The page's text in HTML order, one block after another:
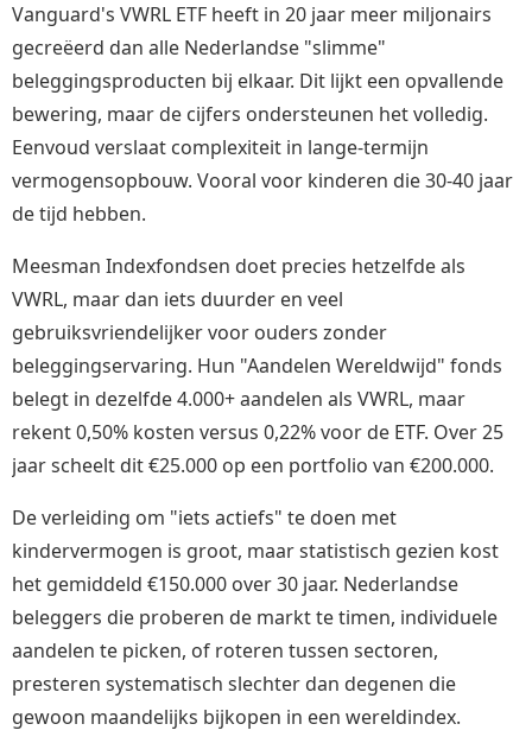
Vanguard's VWRL ETF heeft in 20 jaar meer miljonairs
gecreëerd dan alle Nederlandse "slimme"
beleggingsproducten bij elkaar. Dit lijkt een opvallende
bewering, maar de cijfers ondersteunen het volledig.
Eenvoud verslaat complexiteit in lange-termijn
vermogensopbouw. Vooral voor kinderen die 30-40 jaar
de tijd hebben.
Meesman Indexfondsen doet precies hetzelfde als
VWRL, maar dan iets duurder en veel
gebruiksvriendelijker voor ouders zonder
beleggingservaring. Hun "Aandelen Wereldwijd" fonds
belegt in dezelfde 4.000+ aandelen als VWRL, maar
rekent 0,50% kosten versus 0,22% voor de ETF. Over 25
jaar scheelt dit €25.000 op een portfolio van €200.000.
De verleiding om "iets actiefs" te doen met
kindervermogen is groot, maar statistisch gezien kost
het gemiddeld €150.000 over 30 jaar. Nederlandse
beleggers die proberen de markt te timen, individuele
aandelen te picken, of roteren tussen sectoren,
presteren systematisch slechter dan degenen die
gewoon maandelijks bijkopen in een wereldindex.